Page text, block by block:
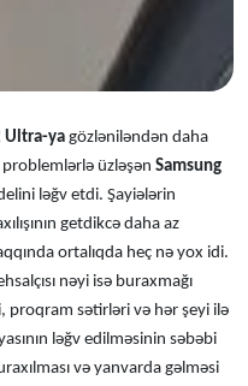
Ultra-ya gözləniləndən daha
üzləşən Samsung
ləğv etdi. Şayiələrin
getdikcə daha az
ortalıqda heç nə yox idi.
nəyi isə buraxmağı
proqram sətirləri və hər şeyi ilə
ləğv edilməsinin səbəbi
və yanvarda gəlməsi